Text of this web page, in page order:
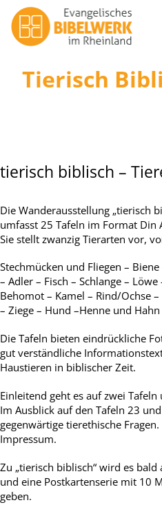
Tierisch
tierisch biblisch –
Die Wanderausstellung „tierisch
umfasst 25 Tafeln im Format Din
Sie stellt zwanzig Tierarten vor,
Stechmücken und Fliegen –
– Adler – Fisch – Schlange –
Behomot – Kamel – Rind/Ochse
– Ziege – Hund –Henne und Hahn
Die Tafeln bieten eindrückliche
gut verständliche
Haustieren in biblischer Zeit.
Einleitend geht es auf zwei
Im Ausblick auf den Tafeln 23
gegenwärtige tierethische
Impressum.
Zu „tierisch biblisch“ wird es
und eine Postkartenserie mit 10
geben.